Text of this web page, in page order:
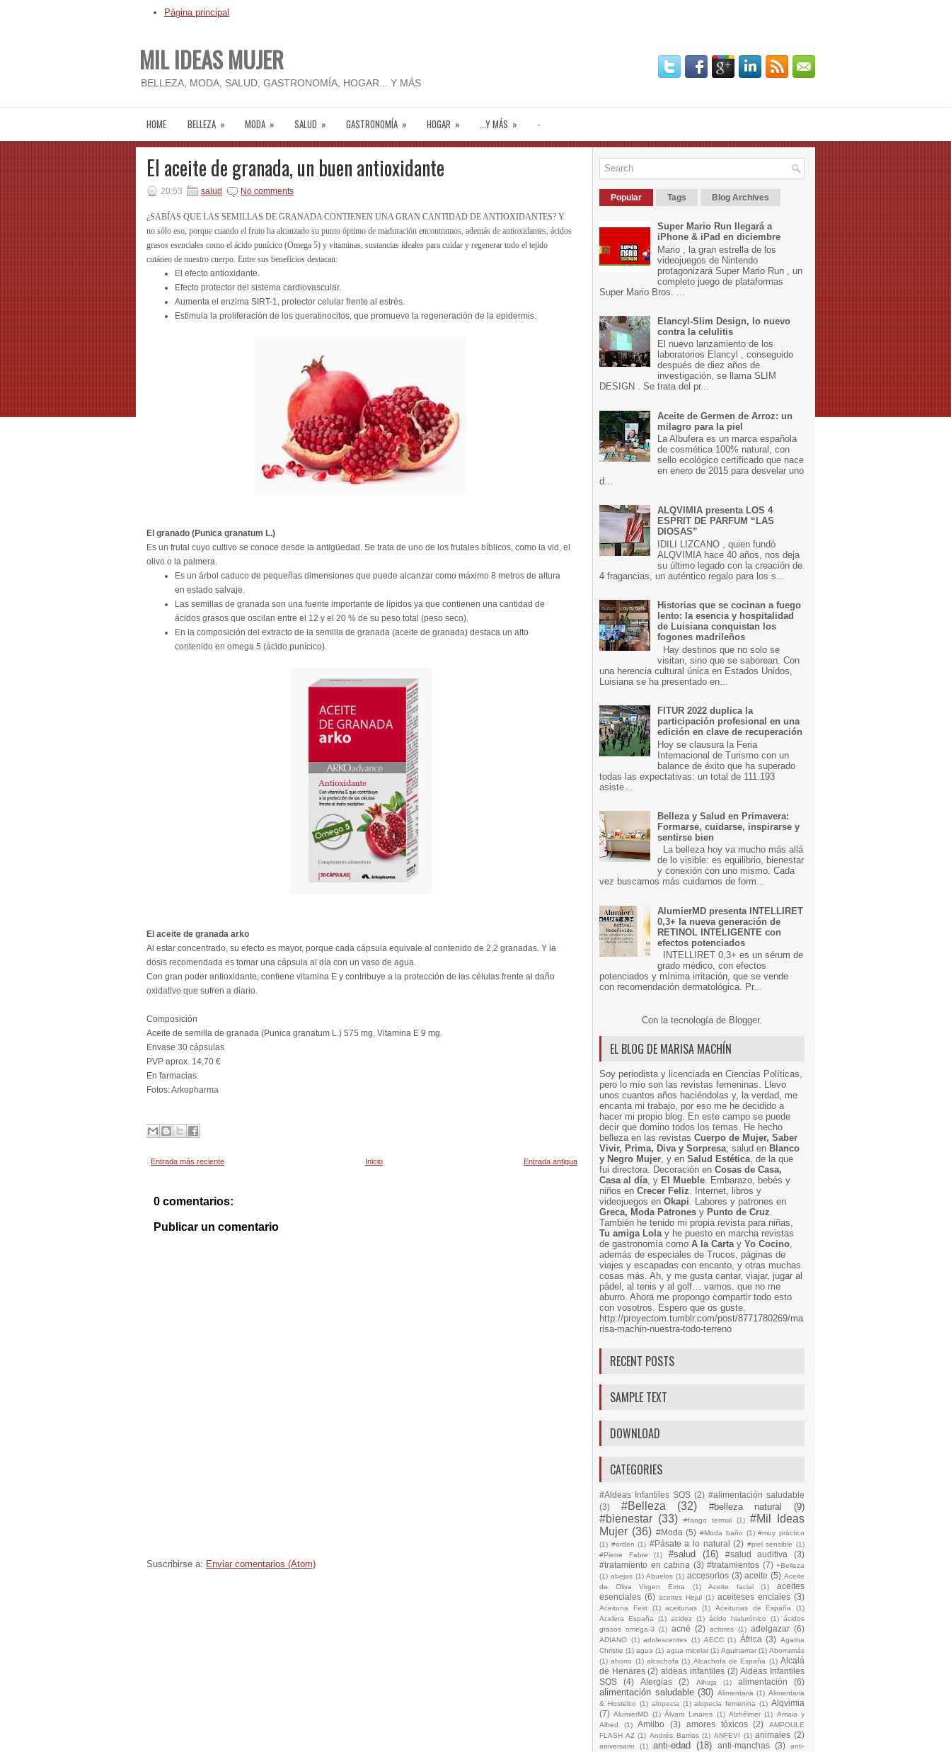
Página principal
MIL IDEAS MUJER
BELLEZA, MODA, SALUD, GASTRONOMÍA, HOGAR... Y MÁS
HOME BELLEZA » MODA » SALUD » GASTRONOMÍA » HOGAR » ...Y MÁS » -
El aceite de granada, un buen antioxidante
20:53 salud No comments
¿SABÍAS QUE LAS SEMILLAS DE GRANADA CONTIENEN UNA GRAN CANTIDAD DE ANTIOXIDANTES? Y
no sólo eso, porque cuando el fruto ha alcanzado su punto óptimo de maduración encontramos, además de antioxidantes, ácidos
grasos esenciales como el ácido punícico (Omega 5) y vitaminas, sustancias ideales para cuidar y regenerar todo el tejido
cutáneo de nuestro cuerpo. Entre sus beneficios destacan:
El efecto antioxidante.
Efecto protector del sistema cardiovascular.
Aumenta el enzima SIRT-1, protector celular frente al estrés.
Estimula la proliferación de los queratinocitos, que promueve la regeneración de la epidermis.
El granado (Punica granatum L.)
Es un frutal cuyo cultivo se conoce desde la antigüedad. Se trata de uno de los frutales bíblicos, como la vid, el
olivo o la palmera.
Es un árbol caduco de pequeñas dimensiones que puede alcanzar como máximo 8 metros de altura
en estado salvaje.
Las semillas de granada son una fuente importante de lípidos ya que contienen una cantidad de
ácidos grasos que oscilan entre el 12 y el 20 % de su peso total (peso seco).
En la composición del extracto de la semilla de granada (aceite de granada) destaca un alto
contenido en omega 5 (ácido punícico).
El aceite de granada arko
Al estar concentrado, su efecto es mayor, porque cada cápsula equivale al contenido de 2,2 granadas. Y la
dosis recomendada es tomar una cápsula al día con un vaso de agua.
Con gran poder antioxidante, contiene vitamina E y contribuye a la protección de las células frente al daño
oxidativo que sufren a diario.
Composición
Aceite de semilla de granada (Punica granatum L.) 575 mg, Vitamina E 9 mg.
Envase 30 cápsulas
PVP aprox. 14,70 €
En farmacias.
Fotos: Arkopharma
Entrada más reciente Entrada antigua
Inicio
0 comentarios:
Publicar un comentario
Suscribirse a: Enviar comentarios (Atom)
Popular Tags Blog Archives
Super Mario Run llegará a
iPhone & iPad en diciembre
Mario , la gran estrella de los
videojuegos de Nintendo
protagonizará Super Mario Run , un
completo juego de plataformas
Super Mario Bros. ...
Elancyl-Slim Design, lo nuevo
contra la celulitis
El nuevo lanzamiento de los
laboratorios Elancyl , conseguido
después de diez años de
investigación, se llama SLIM
DESIGN . Se trata del pr...
Aceite de Germen de Arroz: un
milagro para la piel
La Albufera es un marca española
de cosmética 100% natural, con
sello ecológico certificado que nace
en enero de 2015 para desvelar uno
d...
ALQVIMIA presenta LOS 4
ESPRIT DE PARFUM “LAS
DIOSAS”
IDILI LIZCANO , quien fundó
ALQVIMIA hace 40 años, nos deja
su último legado con la creación de
4 fragancias, un auténtico regalo para los s...
Historias que se cocinan a fuego
lento: la esencia y hospitalidad
de Luisiana conquistan los
fogones madrileños
Hay destinos que no solo se
visitan, sino que se saborean. Con
una herencia cultural única en Estados Unidos,
Luisiana se ha presentado en...
FITUR 2022 duplica la
participación profesional en una
edición en clave de recuperación
Hoy se clausura la Feria
Internacional de Turismo con un
balance de éxito que ha superado
todas las expectativas: un total de 111.193
asiste...
Belleza y Salud en Primavera:
Formarse, cuidarse, inspirarse y
sentirse bien
La belleza hoy va mucho más allá
de lo visible: es equilibrio, bienestar
y conexión con uno mismo. Cada
vez buscamos más cuidarnos de form...
AlumierMD presenta INTELLIRET
0,3+ la nueva generación de
RETINOL INTELIGENTE con
efectos potenciados
INTELLIRET 0,3+ es un sérum de
grado médico, con efectos
potenciados y mínima irritación, que se vende
con recomendación dermatológica. Pr...
Con la tecnología de Blogger.
EL BLOG DE MARISA MACHÍN
Soy periodista y licenciada en Ciencias Políticas,
pero lo mío son las revistas femeninas. Llevo
unos cuantos años haciéndolas y, la verdad, me
encanta mi trabajo, por eso me he decidido a
hacer mi propio blog. En este campo se puede
decir que domino todos los temas. He hecho
belleza en las revistas Cuerpo de Mujer, Saber
Vivir, Prima, Diva y Sorpresa; salud en Blanco
y Negro Mujer, y en Salud Estética, de la que
fui directora. Decoración en Cosas de Casa,
Casa al día, y El Mueble. Embarazo, bebés y
niños en Crecer Feliz. Internet, libros y
videojuegos en Okapi. Labores y patrones en
Greca, Moda Patrones y Punto de Cruz.
También he tenido mi propia revista para niñas,
Tu amiga Lolay he puesto en marcha revistas
de gastronomía como A la Cartay Yo Cocino,
además de especiales de Trucos, páginas de
viajes y escapadas con encanto, y otras muchas
cosas más. Ah, y me gusta cantar, viajar, jugar al
pádel, al tenis y al golf… vamos, que no me
aburro. Ahora me propongo compartir todo esto
con vosotros. Espero que os guste.
http://proyectom.tumblr.com/post/8771780269/ma
risa-machin-nuestra-todo-terreno
RECENT POSTS
SAMPLE TEXT
DOWNLOAD
CATEGORIES
#Aldeas Infantiles SOS (2) #alimentación saludable
(3)
#Belleza (32) #belleza natural (9)
#bienestar (33) #fango termal (1)
#Mil Ideas
Mujer (36) #Moda (5) #Moda baño (1) #muy práctico
(1) #orden (1) #Pásate a lo natural (2) #piel sensible (1)
#Pierre Fabre
(1) #salud (16) #salud auditiva
(3)
#tratamiento en cabina (3) #tratamientos (7) +Belleza
(1) abejas (1) Abuelos (1) accesorios (3) aceite (5) Aceite
de Oliva Virgen Extra
(1) Aceite facial (1)
aceites
esenciales (6) aceites Hejul (1) aceiteses enciales (3)
Aceituna Fest (1) aceitunas (1) Aceitunas de España
(1)
Acelera España (1) acidez (1) ácido hialurónico (1) ácidos
grasos omega-3
(1) acné (2) actores (1) adelgazar (6)
ADIANO (1) adolescentes (1) AECC (1) África (3) Agatha
Christie (1) agua (1) agua micelar (1) Aguinamar (1) Ahorramás
(1) ahorro (1) alcachofa (1) Alcachofa de España (1) Alcalá
de Henares (2) aldeas infantiles (2) Aldeas Infantiles
SOS
(4) Alergias (2) Alhaja (1) alimentación (6)
alimentación saludable (30) Alimentaria (1) Alimentaria
& Hostelco (1) alopecia (1) alopecia femenina (1) Alqvimia
(7) AlumierMD (1) Álvaro Linares (1) Alzhéimer (1) Amaia y
Alfred
(1) Amiibo (3) amores tóxicos (2)
AMPOULE
FLASH AZ (1) Andrés Barrios (1) ANFEVI (1) animales (2)
aniversario (1) anti-edad (18) anti-manchas (3)
anti-